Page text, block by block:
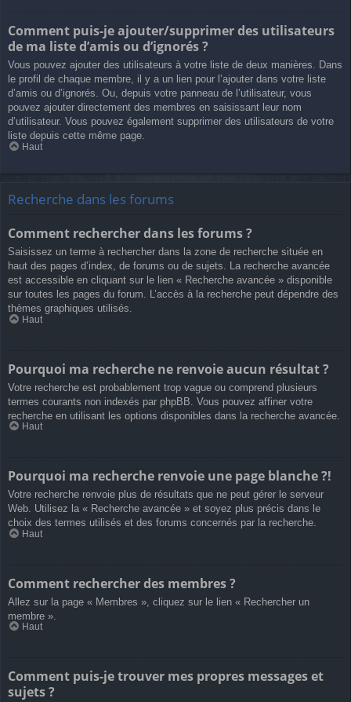
Comment puis-je ajouter/supprimer des utilisateurs
de ma liste d’amis ou d’ignorés ?
Vous pouvez ajouter des utilisateurs à votre liste de deux manières. Dans
le profil de chaque membre, il y a un lien pour l’ajouter dans votre liste
d’amis ou d’ignorés. Ou, depuis votre panneau de l’utilisateur, vous
pouvez ajouter directement des membres en saisissant leur nom
d’utilisateur. Vous pouvez également supprimer des utilisateurs de votre
liste depuis cette même page.
Haut
Recherche dans les forums
Comment rechercher dans les forums ?
Saisissez un terme à rechercher dans la zone de recherche située en
haut des pages d’index, de forums ou de sujets. La recherche avancée
est accessible en cliquant sur le lien « Recherche avancée » disponible
sur toutes les pages du forum. L’accès à la recherche peut dépendre des
thèmes graphiques utilisés.
Haut
Pourquoi ma recherche ne renvoie aucun résultat ?
Votre recherche est probablement trop vague ou comprend plusieurs
termes courants non indexés par phpBB. Vous pouvez affiner votre
recherche en utilisant les options disponibles dans la recherche avancée.
Haut
Pourquoi ma recherche renvoie une page blanche ?!
Votre recherche renvoie plus de résultats que ne peut gérer le serveur
Web. Utilisez la « Recherche avancée » et soyez plus précis dans le
choix des termes utilisés et des forums concernés par la recherche.
Haut
Comment rechercher des membres ?
Allez sur la page « Membres », cliquez sur le lien « Rechercher un
membre ».
Haut
Comment puis-je trouver mes propres messages et
sujets ?